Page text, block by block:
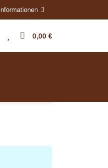
Informationen
0,00 €